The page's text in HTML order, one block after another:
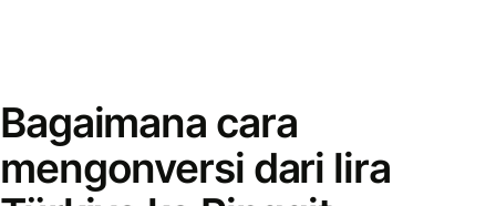
Bagaimana cara
mengonversi dari lira